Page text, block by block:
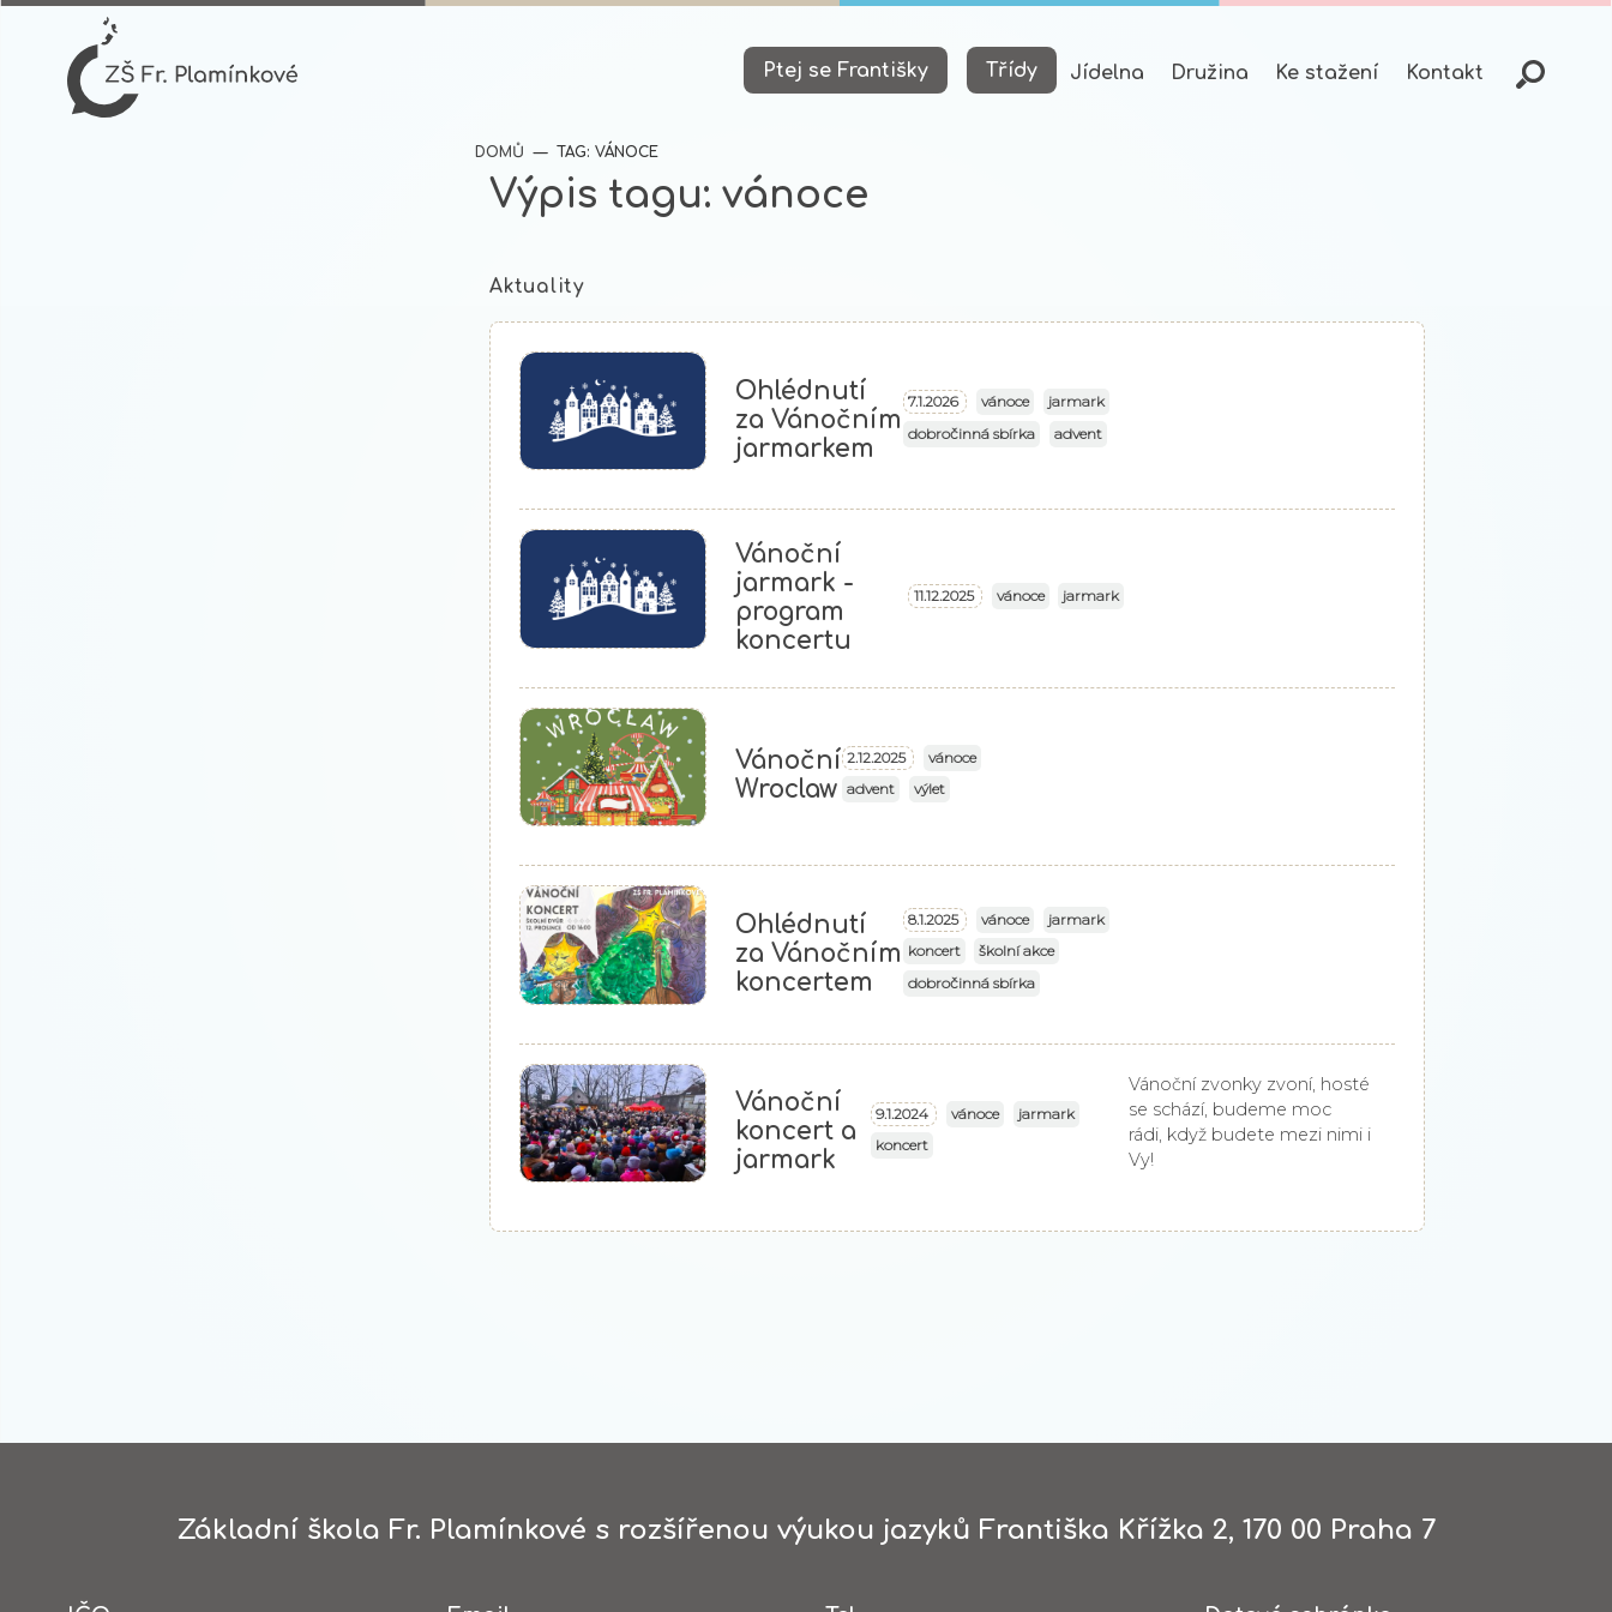
Ptej se Františky Třídy Jídelna Družina Ke stažení Kontakt
DOMŮ TAG: VÁNOCE(AKTUÁLNÍ)
Výpis tagu: vánoce
Aktuality
Ohlédnutí
za Vánočním
jarmarkem
7.1.2026 vánoce
jarmark
dobročinná sbírka
advent
Vánoční
jarmark -
program
koncertu
11.12.2025 vánoce jarmark
Vánoční
Wroclaw
2.12.2025
vánoce
advent
výlet
Ohlédnutí
za Vánočním
koncertem
8.1.2025 vánoce
jarmark
koncert
školní akce
dobročinná sbírka
Vánoční
koncert a
jarmark
9.1.2024 vánoce
jarmark
koncert
Vánoční zvonky zvoní, hosté
se schází, budeme moc
rádi, když budete mezi nimi i
Vy!
Základní škola Fr. Plamínkové s rozšířenou výukou jazyků Františka Křížka 2, 170 00 Praha 7